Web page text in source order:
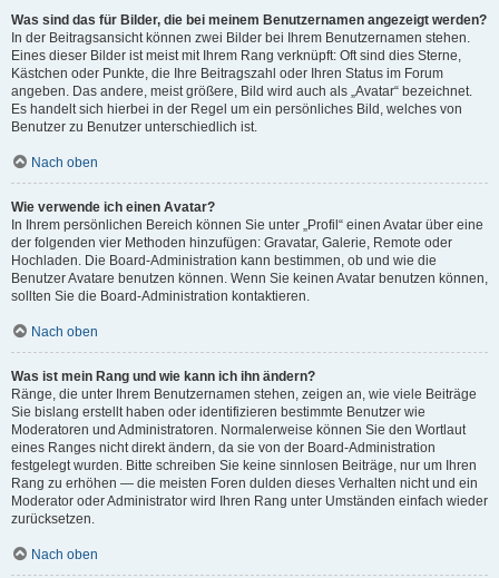
Was sind das für Bilder, die bei meinem Benutzernamen angezeigt werden?
In der Beitragsansicht können zwei Bilder bei Ihrem Benutzernamen stehen.
Eines dieser Bilder ist meist mit Ihrem Rang verknüpft: Oft sind dies Sterne,
Kästchen oder Punkte, die Ihre Beitragszahl oder Ihren Status im Forum
angeben. Das andere, meist größere, Bild wird auch als „Avatar“ bezeichnet.
Es handelt sich hierbei in der Regel um ein persönliches Bild, welches von
Benutzer zu Benutzer unterschiedlich ist.
Nach oben
Wie verwende ich einen Avatar?
In Ihrem persönlichen Bereich können Sie unter „Profil“ einen Avatar über eine
der folgenden vier Methoden hinzufügen: Gravatar, Galerie, Remote oder
Hochladen. Die Board-Administration kann bestimmen, ob und wie die
Benutzer Avatare benutzen können. Wenn Sie keinen Avatar benutzen können,
sollten Sie die Board-Administration kontaktieren.
Nach oben
Was ist mein Rang und wie kann ich ihn ändern?
Ränge, die unter Ihrem Benutzernamen stehen, zeigen an, wie viele Beiträge
Sie bislang erstellt haben oder identifizieren bestimmte Benutzer wie
Moderatoren und Administratoren. Normalerweise können Sie den Wortlaut
eines Ranges nicht direkt ändern, da sie von der Board-Administration
festgelegt wurden. Bitte schreiben Sie keine sinnlosen Beiträge, nur um Ihren
Rang zu erhöhen — die meisten Foren dulden dieses Verhalten nicht und ein
Moderator oder Administrator wird Ihren Rang unter Umständen einfach wieder
zurücksetzen.
Nach oben